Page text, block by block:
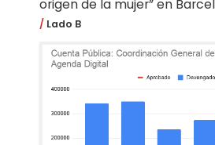
origen de la mujer” en
Lado B